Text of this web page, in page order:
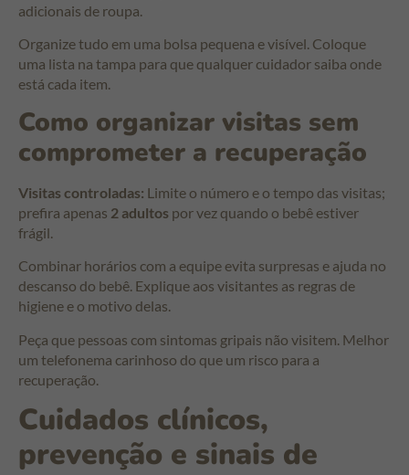
adicionais de roupa.
Organize tudo em uma bolsa pequena e visível. Coloque
uma lista na tampa para que qualquer cuidador saiba onde
está cada item.
Como organizar visitas sem
comprometer a recuperação
Visitas controladas: Limite o número e o tempo das visitas;
prefira apenas 2 adultos por vez quando o bebê estiver
frágil.
Combinar horários com a equipe evita surpresas e ajuda no
descanso do bebê. Explique aos visitantes as regras de
higiene e o motivo delas.
Peça que pessoas com sintomas gripais não visitem. Melhor
um telefonema carinhoso do que um risco para a
recuperação.
Cuidados clínicos,
prevenção e sinais de